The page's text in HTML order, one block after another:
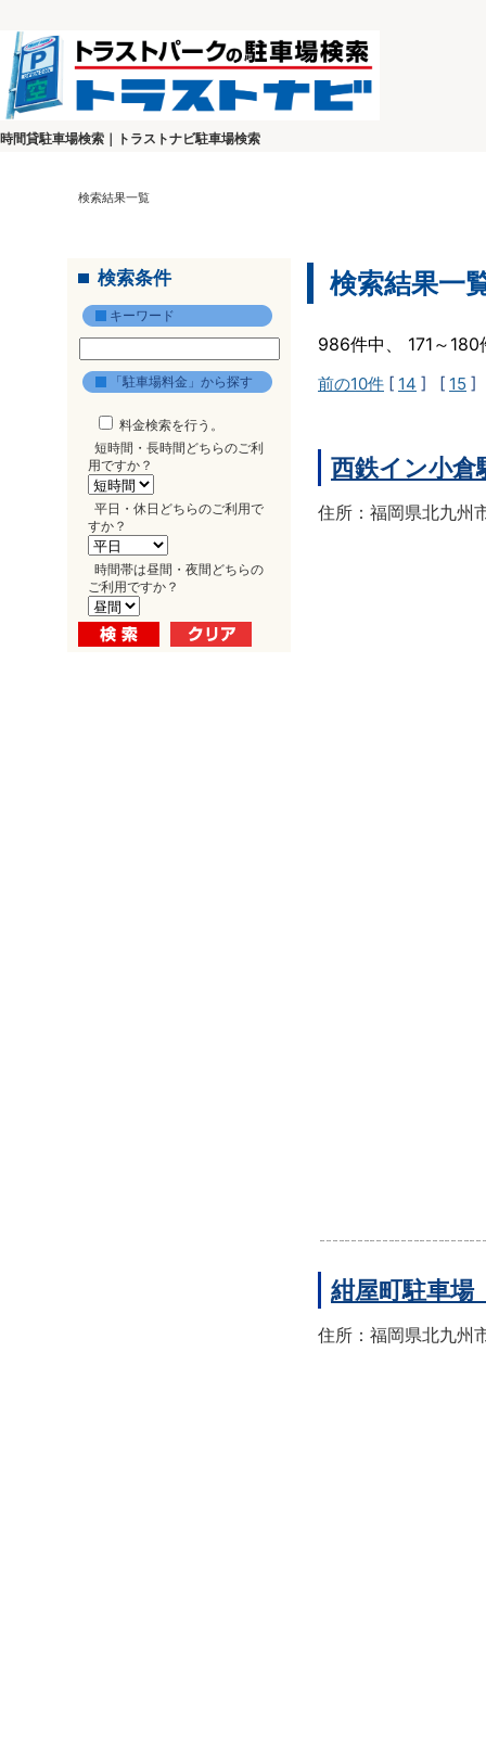
時間貸駐車場検索｜トラストナビ駐車場検索
検索結果一覧
検索条件
キーワード
「駐車場料金」から探す
料金検索を行う。
短時間・長時間どちらのご利
用ですか？
平日・休日どちらのご利用で
すか？
時間帯は昼間・夜間どちらの
ご利用ですか？
検索結果一
986件中、 171～
前の10件 [ 14 ] [ 15 ]
西鉄イン小倉
住所：福岡県北九州
紺屋町駐車場
住所：福岡県北九州